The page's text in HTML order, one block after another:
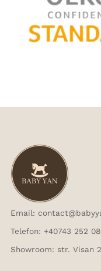
Email:
Telefon: +40743 252
Showroom: str. Visan